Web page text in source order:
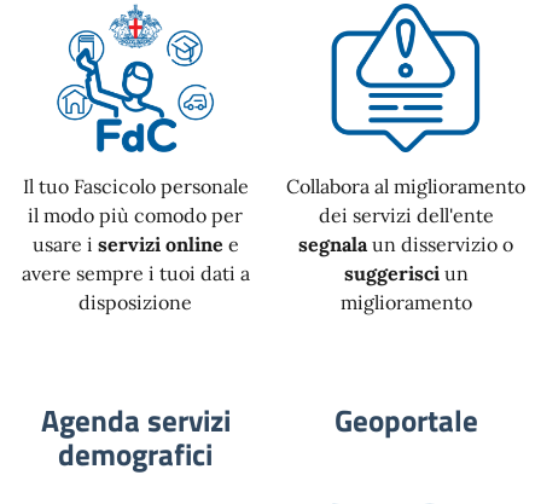
Il tuo Fascicolo personale
il modo più comodo per
usare i servizi online e
avere sempre i tuoi dati a
disposizione
Collabora al miglioramento
dei servizi dell'ente
segnala un disservizio o
suggerisciun
miglioramento
Agenda servizi
demografici
Geoportale